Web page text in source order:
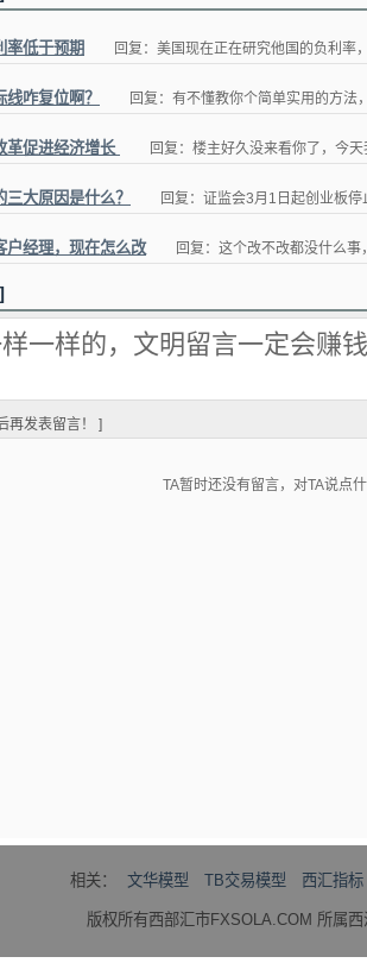
率低于预期 回复：美国现在正在研究他国的负利率
咋复位啊？ 回复：有不懂教你个简单实用的方法
革促进经济增长 回复：楼主好久没来看你了，今
大原因是什么？ 回复：证监会3月1日起创业板
户经理，现在怎么改 回复：这个改不改都没什么事
再发表留言！ ]
TA暂时还没有留言，对TA说点
相关： 文华模型 TB交易模型 西汇指标
版权所有西部汇市FXSOLA.COM 所属